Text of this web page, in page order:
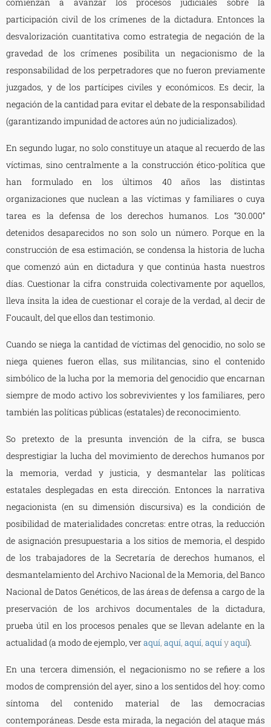
participación civil de los crímenes de la dictadura. Entonces la
desvalorización cuantitativa como estrategia de negación de la
gravedad de los crímenes posibilita un negacionismo de la
responsabilidad de los perpetradores que no fueron previamente
juzgados, y de los partícipes civiles y económicos. Es decir, la
negación de la cantidad para evitar el debate de la responsabilidad
(garantizando impunidad de actores aún no judicializados).
En segundo lugar, no solo constituye un ataque al recuerdo de las
víctimas, sino centralmente a la construcción ético-política que
han formulado en los últimos 40 años las distintas
organizaciones que nuclean a las víctimas y familiares o cuya
tarea es la defensa de los derechos humanos. Los “30.000”
detenidos desaparecidos no son solo un número. Porque en la
construcción de esa estimación, se condensa la historia de lucha
que comenzó aún en dictadura y que continúa hasta nuestros
días. Cuestionar la cifra construida colectivamente por aquellos,
lleva ínsita la idea de cuestionar el coraje de la verdad, al decir de
Foucault, del que ellos dan testimonio.
Cuando se niega la cantidad de víctimas del genocidio, no solo se
niega quienes fueron ellas, sus militancias, sino el contenido
simbólico de la lucha por la memoria del genocidio que encarnan
siempre de modo activo los sobrevivientes y los familiares, pero
también las políticas públicas (estatales) de reconocimiento.
So pretexto de la presunta invención de la cifra, se busca
desprestigiar la lucha del movimiento de derechos humanos por
la memoria, verdad y justicia, y desmantelar las políticas
estatales desplegadas en esta dirección. Entonces la narrativa
negacionista (en su dimensión discursiva) es la condición de
posibilidad de materialidades concretas: entre otras, la reducción
de asignación presupuestaria a los sitios de memoria, el despido
de los trabajadores de la Secretaría de derechos humanos, el
desmantelamiento del Archivo Nacional de la Memoria, del Banco
Nacional de Datos Genéticos, de las áreas de defensa a cargo de la
preservación de los archivos documentales de la dictadura,
prueba útil en los procesos penales que se llevan adelante en la
actualidad (a modo de ejemplo, veraquí, aquí, aquí, aquíyaquí).
En una tercera dimensión, el negacionismo no se refiere a los
modos de comprensión del ayer, sino a los sentidos del hoy: como
síntoma del contenido material de las democracias
contemporáneas. Desde esta mirada, la negación del ataque más